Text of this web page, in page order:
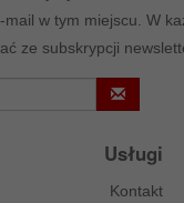
w tym miejscu. W
ze subskrypcji
Usługi
Kontakt